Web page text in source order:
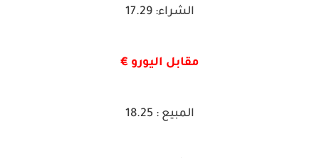
الشراء: 17.29
مقابل اليورو €
المبيع : 18.25